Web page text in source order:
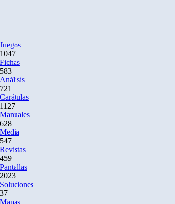
Juegos
1047
Fichas
583
Análisis
721
Carátulas
1127
Manuales
628
Media
547
Revistas
459
Pantallas
2023
Soluciones
37
Mapas